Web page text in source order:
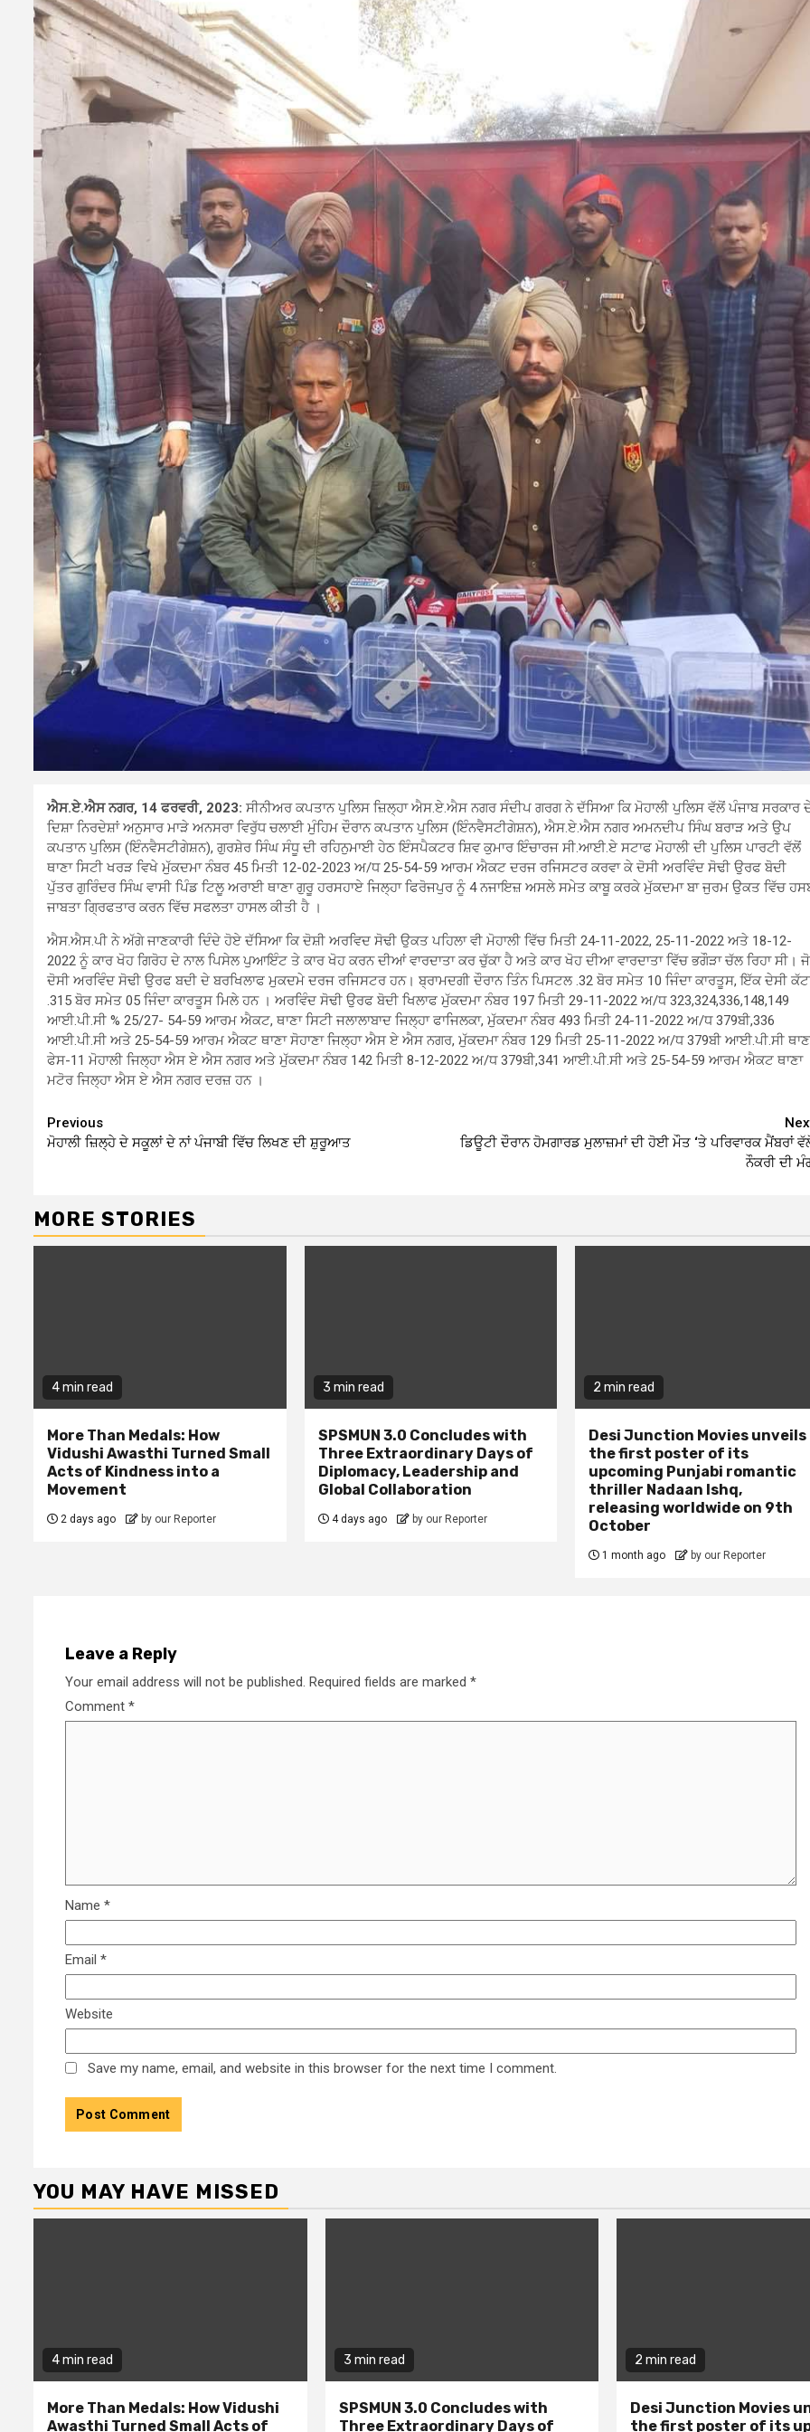
ਐਸ.ਏ.ਐਸ ਨਗਰ, 14 ਫਰਵਰੀ, 2023: ਸੀਨੀਅਰ ਕਪਤਾਨ ਪੁਲਿਸ ਜ਼ਿਲ੍ਹਾ ਐਸ.ਏ.ਐਸ ਨਗਰ ਸੰਦੀਪ ਗਰਗ ਨੇ ਦੱਸਿਆ ਕਿ ਮੋਹਾਲੀ ਪੁਲਿਸ ਵੱਲੋਂ ਪੰਜਾਬ ਸਰਕਾਰ
ਦਿਸ਼ਾ ਨਿਰਦੇਸ਼ਾਂ ਅਨੁਸਾਰ ਮਾੜੇ ਅਨਸਰਾ ਵਿਰੁੱਧ ਚਲਾਈ ਮੁੰਹਿਮ ਦੌਰਾਨ ਕਪਤਾਨ ਪੁਲਿਸ (ਇੰਨਵੈਸਟੀਗੇਸ਼ਨ), ਐਸ.ਏ.ਐਸ ਨਗਰ ਅਮਨਦੀਪ ਸਿੰਘ ਬਰਾੜ ਅਤੇ ਉਪ
ਕਪਤਾਨ ਪੁਲਿਸ (ਇੰਨਵੈਸਟੀਗੇਸ਼ਨ), ਗੁਰਸ਼ੇਰ ਸਿੰਘ ਸੰਧੂ ਦੀ ਰਹਿਨੁਮਾਈ ਹੇਠ ਇੰਸਪੈਕਟਰ ਸ਼ਿਵ ਕੁਮਾਰ ਇੰਚਾਰਜ ਸੀ.ਆਈ.ਏ ਸਟਾਫ ਮੋਹਾਲੀ ਦੀ ਪੁਲਿਸ ਪਾਰਟੀ ਵੱਲੋਂ
ਥਾਣਾ ਸਿਟੀ ਖਰੜ ਵਿਖੇ ਮੁੱਕਦਮਾ ਨੰਬਰ 45 ਮਿਤੀ 12-02-2023 ਅ/ਧ 25-54-59 ਆਰਮ ਐਕਟ ਦਰਜ ਰਜਿਸਟਰ ਕਰਵਾ ਕੇ ਦੋਸੀ ਅਰਵਿੰਦ ਸੋਢੀ ਉਰਫ ਬੋਦੀ
ਪੁੱਤਰ ਗੁਰਿੰਦਰ ਸਿੰਘ ਵਾਸੀ ਪਿੰਡ ਟਿਲੂ ਅਰਾਈ ਥਾਣਾ ਗੁਰੂ ਹਰਸਹਾਏ ਜਿਲ੍ਹਾ ਫਿਰੋਜਪੁਰ ਨੂੰ 4 ਨਜਾਇਜ਼ ਅਸਲੇ ਸਮੇਤ ਕਾਬੂ ਕਰਕੇ ਮੁੱਕਦਮਾ ਬਾ ਜੁਰਮ ਉਕਤ ਵਿੱਚ
ਜਾਬਤਾ ਗ੍ਰਿਫਤਾਰ ਕਰਨ ਵਿੱਚ ਸਫਲਤਾ ਹਾਸਲ ਕੀਤੀ ਹੈ ।
ਐਸ.ਐਸ.ਪੀ ਨੇ ਅੱਗੇ ਜਾਣਕਾਰੀ ਦਿੰਦੇ ਹੋਏ ਦੱਸਿਆ ਕਿ ਦੋਸ਼ੀ ਅਰਵਿਦ ਸੋਢੀ ਉਕਤ ਪਹਿਲਾ ਵੀ ਮੋਹਾਲੀ ਵਿੱਚ ਮਿਤੀ 24-11-2022, 25-11-2022 ਅਤੇ 18-12-
2022 ਨੂੰ ਕਾਰ ਖੋਹ ਗਿਰੋਹ ਦੇ ਨਾਲ ਪਿਸੇਲ ਪੁਆਇੰਟ ਤੇ ਕਾਰ ਖੋਹ ਕਰਨ ਦੀਆਂ ਵਾਰਦਾਤਾ ਕਰ ਚੁੱਕਾ ਹੈ ਅਤੇ ਕਾਰ ਖੋਹ ਦੀਆ ਵਾਰਦਾਤਾ ਵਿੱਚ ਭਗੌੜਾ ਚੱਲ ਰਿਹਾ ਸੀ। ਜੋ
ਦੋਸੀ ਅਰਵਿੰਦ ਸੋਢੀ ਉਰਫ ਬਦੀ ਦੇ ਬਰਖਿਲਾਫ ਮੁਕਦਮੇ ਦਰਜ ਰਜਿਸਟਰ ਹਨ। ਬ੍ਰਾਮਦਗੀ ਦੌਰਾਨ ਤਿੰਨ ਪਿਸਟਲ .32 ਬੋਰ ਸਮੇਤ 10 ਜਿੰਦਾ ਕਾਰਤੂਸ, ਇੱਕ ਦੇਸੀ
.315 ਬੋਰ ਸਮੇਤ 05 ਜਿੰਦਾ ਕਾਰਤੂਸ ਮਿਲੇ ਹਨ । ਅਰਵਿੰਦ ਸੋਢੀ ਉਰਫ ਬੋਦੀ ਖਿਲਾਫ ਮੁੱਕਦਮਾ ਨੰਬਰ 197 ਮਿਤੀ 29-11-2022 ਅ/ਧ 323,324,336,148,149
ਆਈ.ਪੀ.ਸੀ % 25/27- 54-59 ਆਰਮ ਐਕਟ, ਥਾਣਾ ਸਿਟੀ ਜਲਾਲਾਬਾਦ ਜਿਲ੍ਹਾ ਫਾਜਿਲਕਾ, ਮੁੱਕਦਮਾ ਨੰਬਰ 493 ਮਿਤੀ 24-11-2022 ਅ/ਧ 379ਬੀ,336
ਆਈ.ਪੀ.ਸੀ ਅਤੇ 25-54-59 ਆਰਮ ਐਕਟ ਥਾਣਾ ਸੋਹਾਣਾ ਜਿਲ੍ਹਾ ਐਸ ਏ ਐਸ ਨਗਰ, ਮੁੱਕਦਮਾ ਨੰਬਰ 129 ਮਿਤੀ 25-11-2022 ਅ/ਧ 379ਬੀ ਆਈ.ਪੀ.ਸੀ
ਫੇਸ-11 ਮੋਹਾਲੀ ਜਿਲ੍ਹਾ ਐਸ ਏ ਐਸ ਨਗਰ ਅਤੇ ਮੁੱਕਦਮਾ ਨੰਬਰ 142 ਮਿਤੀ 8-12-2022 ਅ/ਧ 379ਬੀ,341 ਆਈ.ਪੀ.ਸੀ ਅਤੇ 25-54-59 ਆਰਮ ਐਕਟ ਥਾਣਾ
ਮਟੋਰ ਜਿਲ੍ਹਾ ਐਸ ਏ ਐਸ ਨਗਰ ਦਰਜ਼ ਹਨ ।
Continue
Reading
Previous
ਮੋਹਾਲੀ ਜ਼ਿਲ੍ਹੇ ਦੇ ਸਕੂਲਾਂ ਦੇ ਨਾਂ ਪੰਜਾਬੀ ਵਿੱਚ ਲਿਖਣ ਦੀ ਸ਼ੁਰੂਆਤ
ਡਿਊਟੀ ਦੌਰਾਨ ਹੋਮਗਾਰਡ ਮੁਲਾਜ਼ਮਾਂ ਦੀ ਹੋਈ ਮੌਤ ‘ਤੇ ਪਰਿਵਾਰਕ ਮੈਂਬਰਾਂ
ਨੌਕਰੀ ਦੀ
MORE STORIES
4 min read
More Than Medals: How
Vidushi Awasthi Turned Small
Acts of Kindness into a
Movement
2 days ago by our Reporter
3 min read
SPSMUN 3.0 Concludes with
Three Extraordinary Days of
Diplomacy, Leadership and
Global Collaboration
4 days ago by our Reporter
2 min read
Desi Junction Movies unveils
the first poster of its
upcoming Punjabi romantic
thriller Nadaan Ishq,
releasing worldwide on 9th
October
1 month ago by our Reporter
Leave a Reply
Your email address will not be published. Required fields are marked *
Comment *
Name *
Email *
Website
Save my name, email, and website in this browser for the next time I comment.
YOU MAY HAVE MISSED
4 min read
More Than Medals: How Vidushi
Awasthi Turned Small Acts of
3 min read
SPSMUN 3.0 Concludes with
Three Extraordinary Days of
2 min read
Desi Junction Movies
the first poster of its